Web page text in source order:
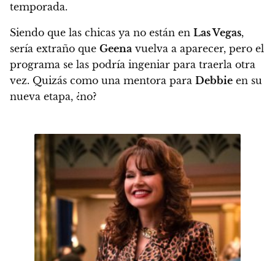
temporada.
Siendo que las chicas ya no están en Las Vegas,
sería extraño que Geena vuelva a aparecer, pero el
programa se las podría ingeniar para traerla otra
vez. Quizás como una mentora para Debbie en su
nueva etapa, ¿no?